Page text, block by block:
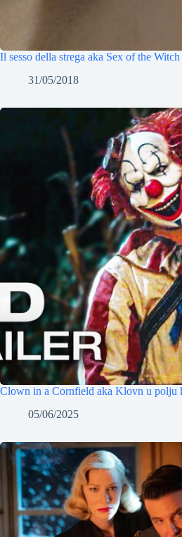
Il sesso della strega aka Sex of the
31/05/2018
Clown in a Cornfield aka Klovn u polju
05/06/2025